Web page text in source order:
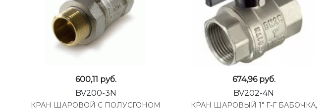
600,11 руб.
BV200-3N
КРАН ШАРОВОЙ С ПОЛУСГОНОМ
674,96 руб.
BV202-4N
КРАН ШАРОВЫЙ 1" Г-Г БАБОЧКА,